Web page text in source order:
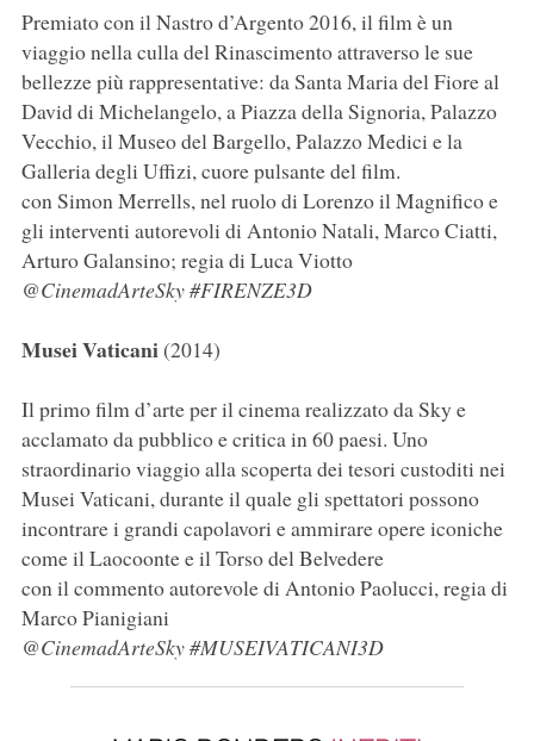
Premiato con il Nastro d’Argento 2016, il film è un
viaggio nella culla del Rinascimento attraverso le sue
bellezze più rappresentative: da Santa Maria del Fiore al
David di Michelangelo, a Piazza della Signoria, Palazzo
Vecchio, il Museo del Bargello, Palazzo Medici e la
Galleria degli Uffizi, cuore pulsante del film.
con Simon Merrells, nel ruolo di Lorenzo il Magnifico e
gli interventi autorevoli di Antonio Natali, Marco Ciatti,
Arturo Galansino; regia di Luca Viotto
@CinemadArteSky #FIRENZE3D
Musei Vaticani(2014)
Il primo film d’arte per il cinema realizzato da Sky e
acclamato da pubblico e critica in 60 paesi. Uno
straordinario viaggio alla scoperta dei tesori custoditi nei
Musei Vaticani, durante il quale gli spettatori possono
incontrare i grandi capolavori e ammirare opere iconiche
come il Laocoonte e il Torso del Belvedere
con il commento autorevole di Antonio Paolucci, regia di
Marco Pianigiani
@CinemadArteSky #MUSEIVATICANI3D